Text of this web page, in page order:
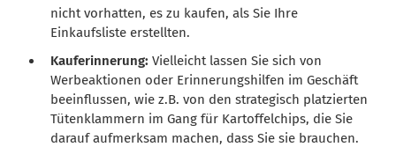
nicht vorhatten, es zu kaufen, als Sie Ihre
Einkaufsliste erstellten.
Kauferinnerung: Vielleicht lassen Sie sich von
Werbeaktionen oder Erinnerungshilfen im Geschäft
beeinflussen, wie z.B. von den strategisch platzierten
Tütenklammern im Gang für Kartoffelchips, die Sie
darauf aufmerksam machen, dass Sie sie brauchen.